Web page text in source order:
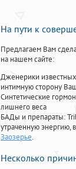
На пути к
Предлагаем Вам
на нашем сайте:
Дженерики
интимную сторону
Синтетические
лишнего веса
БАДы и препараты:
утраченную энергию,
Заозерье.
Несколько